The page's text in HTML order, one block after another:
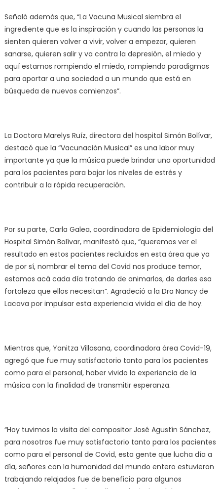
Señaló además que, “La Vacuna Musical siembra el
ingrediente que es la inspiración y cuando las personas la
sienten quieren volver a vivir, volver a empezar, quieren
sanarse, quieren salir y va contra la depresión, el miedo y
aquí estamos rompiendo el miedo, rompiendo paradigmas
para aportar a una sociedad a un mundo que está en
búsqueda de nuevos comienzos”.
La Doctora Marelys Ruíz, directora del hospital Simón Bolívar,
destacó que la “Vacunación Musical” es una labor muy
importante ya que la música puede brindar una oportunidad
para los pacientes para bajar los niveles de estrés y
contribuir a la rápida recuperación.
Por su parte, Carla Galea, coordinadora de Epidemiología del
Hospital Simón Bolívar, manifestó que, “queremos ver el
resultado en estos pacientes recluidos en esta área que ya
de por sí, nombrar el tema del Covid nos produce temor,
estamos acá cada día tratando de animarlos, de darles esa
fortaleza que ellos necesitan”. Agradeció a la Dra Nancy de
Lacava por impulsar esta experiencia vivida el día de hoy.
Mientras que, Yanitza Villasana, coordinadora área Covid-19,
agregó que fue muy satisfactorio tanto para los pacientes
como para el personal, haber vivido la experiencia de la
música con la finalidad de transmitir esperanza.
“Hoy tuvimos la visita del compositor José Agustín Sánchez,
para nosotros fue muy satisfactorio tanto para los pacientes
como para el personal de Covid, esta gente que lucha día a
día, señores con la humanidad del mundo entero estuvieron
trabajando relajados fue de beneficio para algunos